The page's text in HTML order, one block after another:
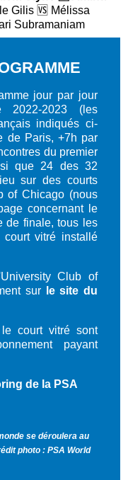
Gilis 🆚 Mélissa
Subramaniam
jour par jour
2022-2023 (les
indiqués ci-
de Paris, +7h par
du premier
que 24 des 32
sur des courts
of Chicago (nous
concernant le
de finale, tous les
vitré installé
Club of
sur
le site du
court vitré sont
payant
de la PSA
se déroulera au
photo : PSA World